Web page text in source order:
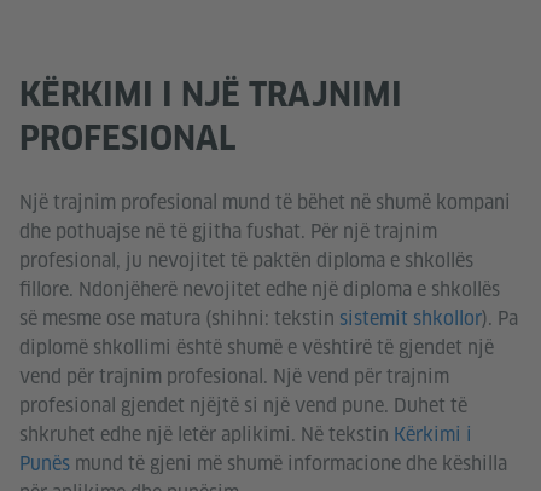
KËRKIMI I NJË TRAJNIMI
PROFESIONAL
Një trajnim profesional mund të bëhet në shumë kompani
dhe pothuajse në të gjitha fushat. Për një trajnim
profesional, ju nevojitet të paktën diploma e shkollës
fillore. Ndonjëherë nevojitet edhe një diploma e shkollës
së mesme ose matura (shihni: tekstin sistemit shkollor). Pa
diplomë shkollimi është shumë e vështirë të gjendet një
vend për trajnim profesional. Një vend për trajnim
profesional gjendet njëjtë si një vend pune. Duhet të
shkruhet edhe një letër aplikimi. Në tekstin Kërkimi i
Punës mund të gjeni më shumë informacione dhe këshilla